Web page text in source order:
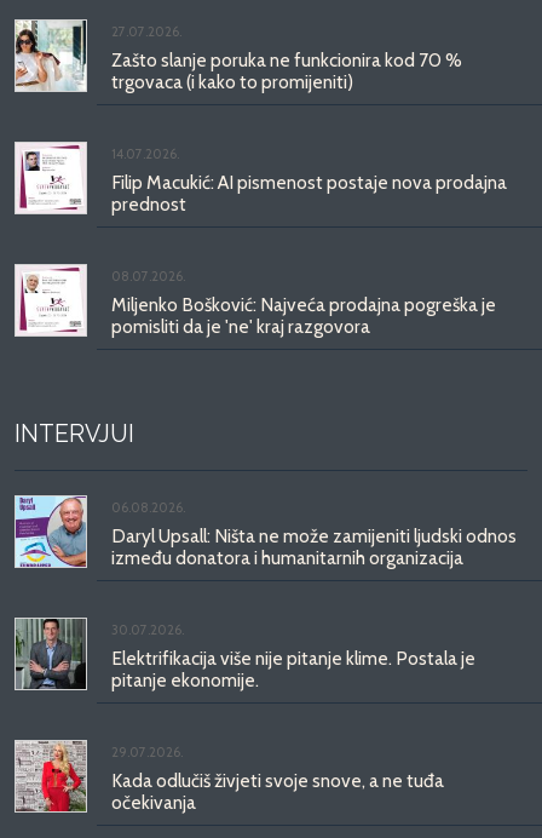
27.07.2026.
Zašto slanje poruka ne funkcionira kod 70 %
trgovaca (i kako to promijeniti)
14.07.2026.
Filip Macukić: AI pismenost postaje nova prodajna
prednost
08.07.2026.
Miljenko Bošković: Najveća prodajna pogreška je
pomisliti da je 'ne' kraj razgovora
INTERVJUI
06.08.2026.
Daryl Upsall: Ništa ne može zamijeniti ljudski odnos
između donatora i humanitarnih organizacija
30.07.2026.
Elektrifikacija više nije pitanje klime. Postala je
pitanje ekonomije.
29.07.2026.
Kada odlučiš živjeti svoje snove, a ne tuđa
očekivanja